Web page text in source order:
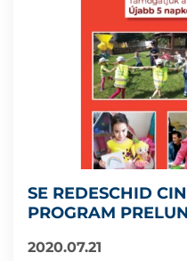
SE REDESCHID
PROGRAM
2020.07.21